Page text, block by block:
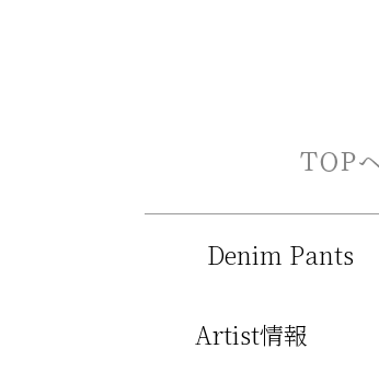
Denim Pants
Artist情報